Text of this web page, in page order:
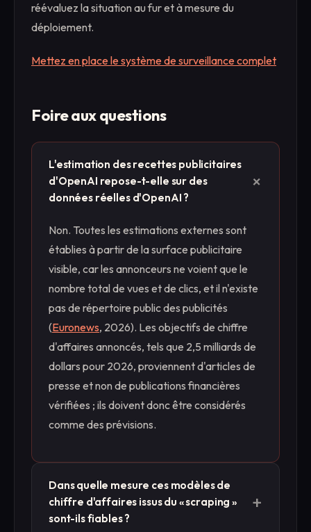
réévaluez la situation au fur et à mesure du
déploiement.
Mettez en place le système de surveillance complet
Foire aux questions
L'estimation des recettes publicitaires
d'OpenAI repose-t-elle sur des
données réelles d'OpenAI ?
+
Non. Toutes les estimations externes sont
établies à partir de la surface publicitaire
visible, car les annonceurs ne voient que le
nombre total de vues et de clics, et il n'existe
pas de répertoire public des publicités
(Euronews, 2026). Les objectifs de chiffre
d'affaires annoncés, tels que 2,5 milliards de
dollars pour 2026, proviennent d'articles de
presse et non de publications financières
vérifiées ; ils doivent donc être considérés
comme des prévisions.
Dans quelle mesure ces modèles de
chiffre d'affaires issus du « scraping »
sont-ils fiables ?
+